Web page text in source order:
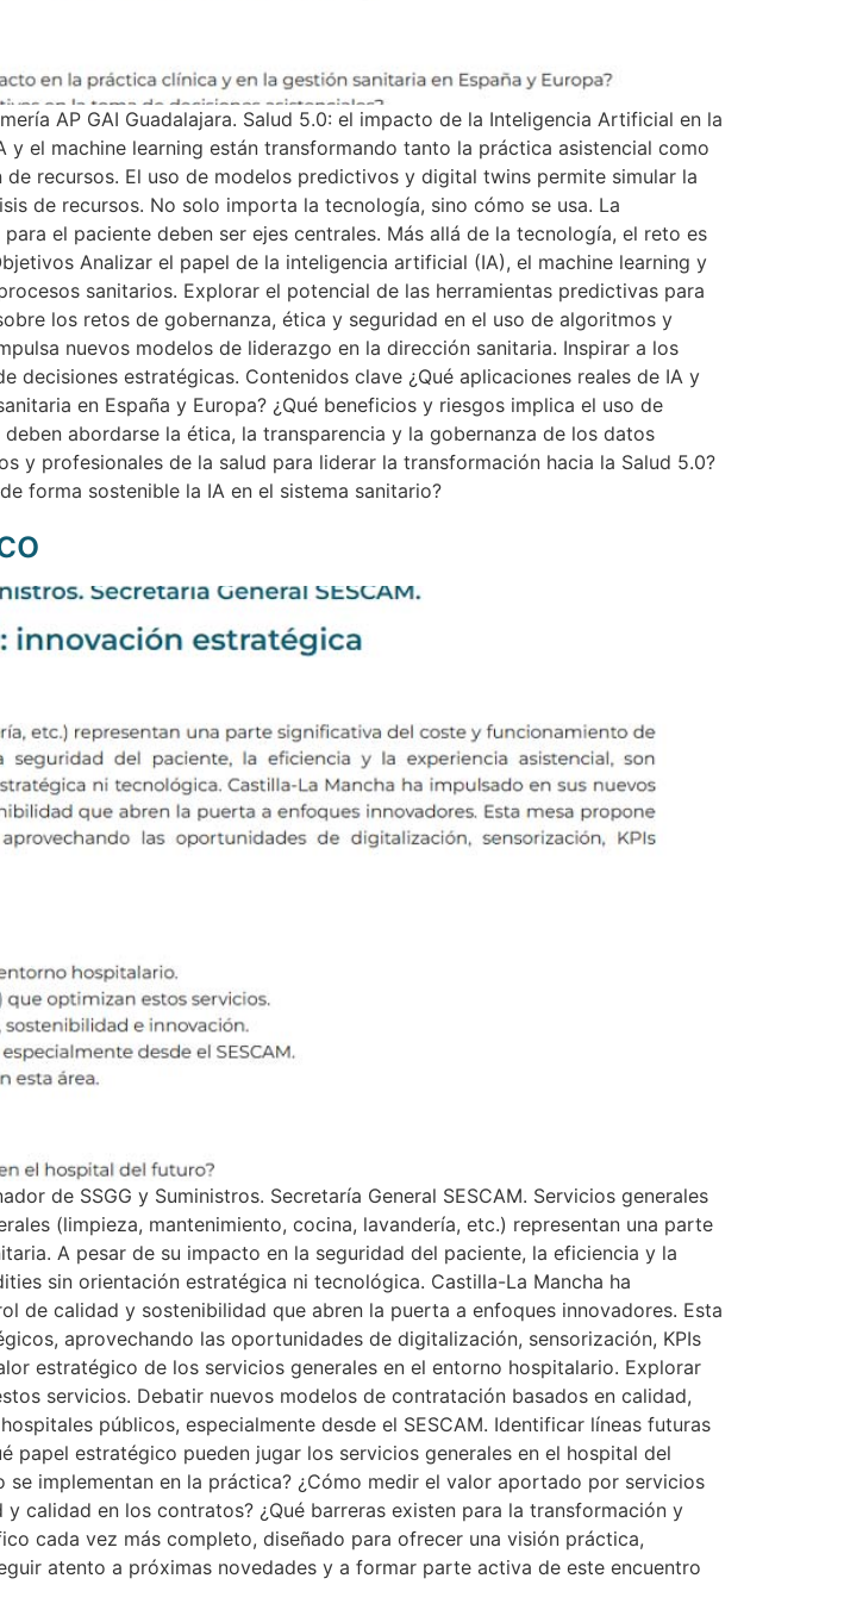
AP GAI Guadalajara. Salud 5.0: el impacto de la Inteligencia Artificial en la
el machine learning están transformando tanto la práctica asistencial como
recursos. El uso de modelos predictivos y digital twins permite simular la
de recursos. No solo importa la tecnología, sino cómo se usa. La
el paciente deben ser ejes centrales. Más allá de la tecnología, el reto es
Analizar el papel de la inteligencia artificial (IA), el machine learning y
sanitarios. Explorar el potencial de las herramientas predictivas para
los retos de gobernanza, ética y seguridad en el uso de algoritmos y
nuevos modelos de liderazgo en la dirección sanitaria. Inspirar a los
estratégicas. Contenidos clave ¿Qué aplicaciones reales de IA y
en España y Europa? ¿Qué beneficios y riesgos implica el uso de
abordarse la ética, la transparencia y la gobernanza de los datos
y profesionales de la salud para liderar la transformación hacia la Salud 5.0?
forma sostenible la IA en el sistema sanitario?
de SSGG y Suministros. Secretaría General SESCAM. Servicios generales
(limpieza, mantenimiento, cocina, lavandería, etc.) representan una parte
A pesar de su impacto en la seguridad del paciente, la eficiencia y la
sin orientación estratégica ni tecnológica. Castilla-La Mancha ha
de calidad y sostenibilidad que abren la puerta a enfoques innovadores. Esta
aprovechando las oportunidades de digitalización, sensorización, KPIs
estratégico de los servicios generales en el entorno hospitalario. Explorar
servicios. Debatir nuevos modelos de contratación basados en calidad,
públicos, especialmente desde el SESCAM. Identificar líneas futuras
estratégico pueden jugar los servicios generales en el hospital del
implementan en la práctica? ¿Cómo medir el valor aportado por servicios
calidad en los contratos? ¿Qué barreras existen para la transformación y
cada vez más completo, diseñado para ofrecer una visión práctica,
atento a próximas novedades y a formar parte activa de este encuentro